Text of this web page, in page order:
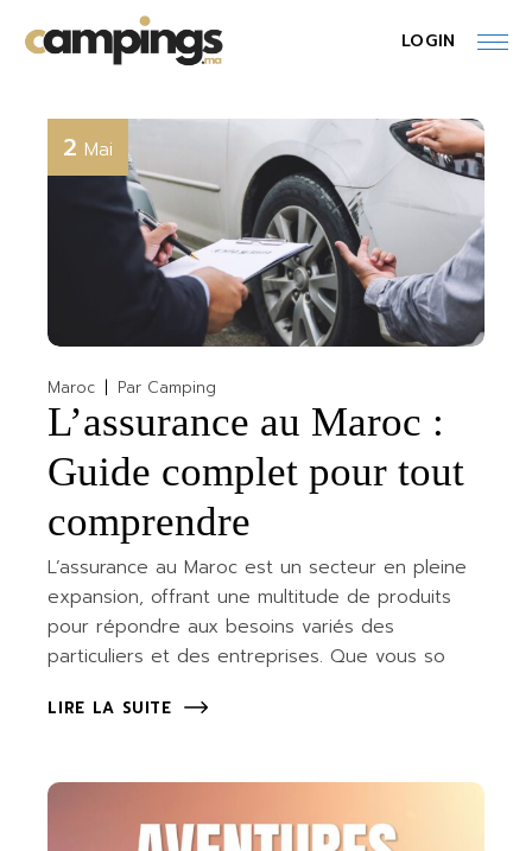
the
content
LOGIN
2 Mai
Maroc Par Camping
L’assurance au Maroc :
Guide complet pour tout
comprendre
L’assurance au Maroc est un secteur en pleine
expansion, offrant une multitude de produits
pour répondre aux besoins variés des
particuliers et des entreprises. Que vous so
LIRE LA SUITE